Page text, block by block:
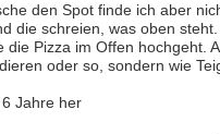
den Spot finde ich aber
die schreien, was oben
die Pizza im Offen hochgeht.
oder so, sondern wie
Jahre her